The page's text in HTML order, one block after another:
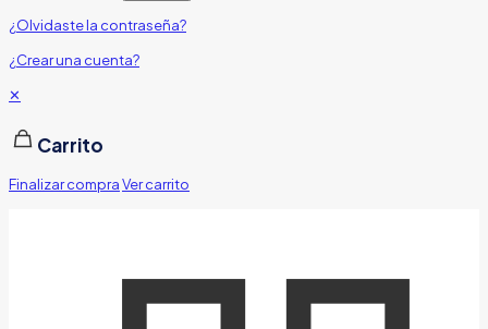
¿Olvidaste la contraseña?
¿Crear una cuenta?
✕
Carrito
Finalizar compraVer carrito